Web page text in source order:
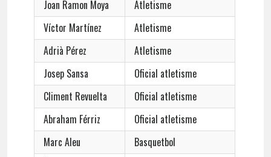
Joan Ramon Moya
Atletisme
Víctor Martínez
Atletisme
Adrià Pérez
Atletisme
Josep Sansa
Oficial atletisme
Climent Revuelta
Oficial atletisme
Abraham Férriz
Oficial atletisme
Marc Aleu
Basquetbol